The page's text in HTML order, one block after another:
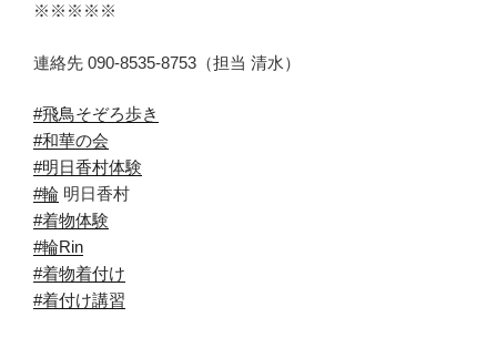
※※※※※
連絡先 090-8535-8753（担当 清水）
#飛鳥そぞろ歩き
#和華の会
#明日香村体験
#輪 明日香村
#着物体験
#輪Rin
#着物着付け
#着付け講習